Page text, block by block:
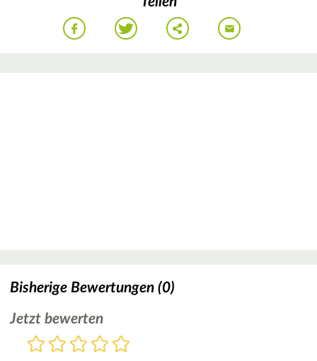
Bisherige Bewertungen (0)
Jetzt bewerten
Bewertung
5
4
3
2
1